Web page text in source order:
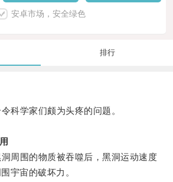
安卓市场，安全绿色
排行
学家们颇为头疼的问题。
围的物质被吞噬后，黑洞运动速度
宇宙的破坏力。